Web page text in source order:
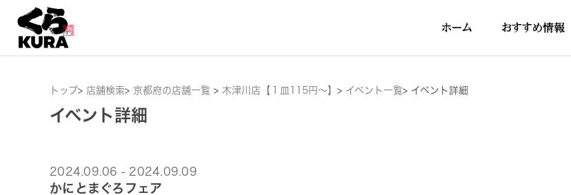
トップ> 店舗検索> 京都府の店舗一覧 > 木津川店【１皿115円～】 > イベント一覧> イベント詳細
イベント詳細
2024.09.06 - 2024.09.09
かにとまぐろフェア